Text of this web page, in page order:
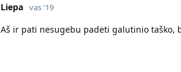
Liepa vas '19
Aš ir pati nesugebu padėti galutinio taško,